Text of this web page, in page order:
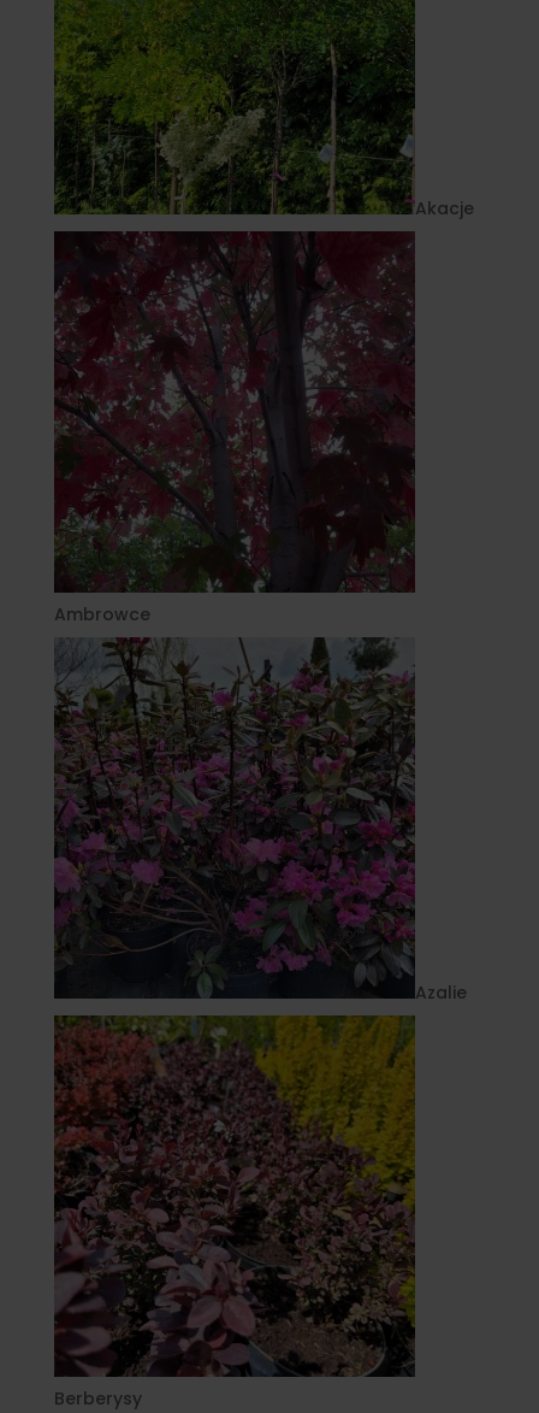
Akacje
Ambrowce
Azalie
Berberysy